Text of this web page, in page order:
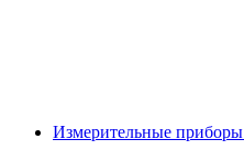
Измерительные приборы